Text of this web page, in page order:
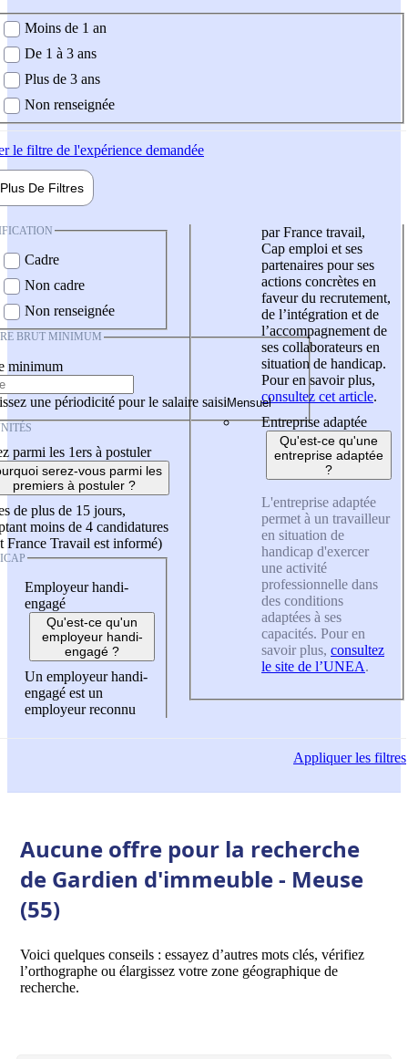
demandée
Moins de 1 an
De 1 à 3 ans
Plus de 3 ans
Non renseignée
le filtre de l'expérience demandée
Plus De Filtres
Cadre
Non cadre
Non renseignée
BRUT MINIMUM
minimum
une périodicité pour le salaire saisi
parmi les 1ers à postuler
serez-vous parmi les
premiers à postuler ?
de plus de 15 jours,
moins de 4 candidatures
France Travail est informé)
Employeur handi-
engagé
Qu'est-ce qu'un
employeur handi-
engagé ?
Un employeur handi-
engagé est un
employeur reconnu
par France travail,
Cap emploi et ses
partenaires pour ses
actions concrètes en
faveur du recrutement,
de l’intégration et de
l’accompagnement de
ses collaborateurs en
situation de handicap.
Pour en savoir plus,
consultez cet article.
Entreprise adaptée
Qu'est-ce qu'une
entreprise adaptée
?
L'entreprise adaptée
permet à un travailleur
en situation de
handicap d'exercer
une activité
professionnelle dans
des conditions
adaptées à ses
capacités. Pour en
savoir plus, consultez
le site de l’UNEA.
Appliquerles filtres
Aucune offre pour la recherche
de Gardien d'immeuble - Meuse
(55)
Voici quelques conseils : essayez d’autres mots clés, vérifiez
l’orthographe ou élargissez votre zone géographique de
recherche.